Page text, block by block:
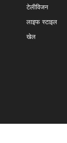
टेलीविजन
लाइफ स्टाइल
खेल